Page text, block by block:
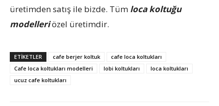
üretimden satış ile bizde. Tüm loca koltuğu
modelleriözel üretimdir.
ETIKETLER cafe berjer koltuk
cafe loca koltukları
Cafe loca koltukları modelleri
lobi koltukları
loca koltukları
ucuz cafe koltukları